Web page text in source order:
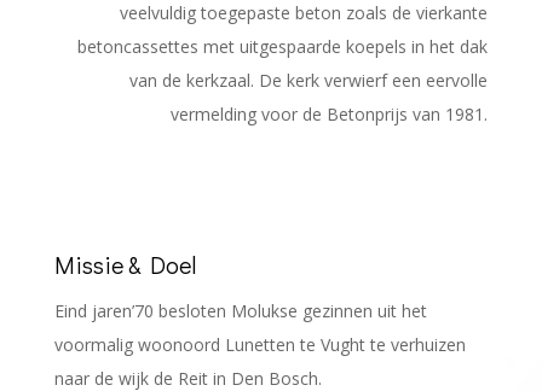
veelvuldig toegepaste beton zoals de vierkante
betoncassettes met uitgespaarde koepels in het dak
van de kerkzaal. De kerk verwierf een eervolle
vermelding voor de Betonprijs van 1981.
Missie & Doel
Eind jaren’70 besloten Molukse gezinnen uit het
voormalig woonoord Lunetten te Vught te verhuizen
naar de wijk de Reit in Den Bosch.